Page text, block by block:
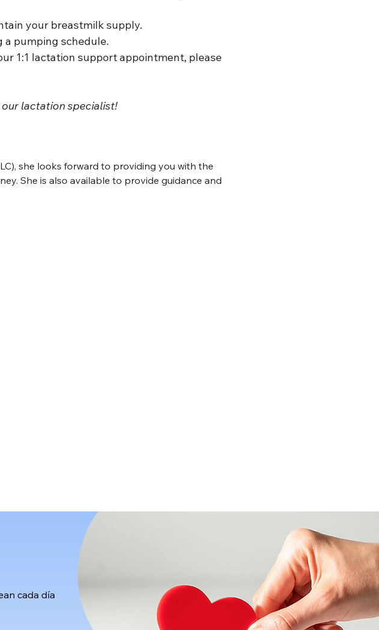
your breastmilk supply.
a pumping schedule.
1:1 lactation support appointment, please
lactation specialist!
she looks forward to providing you with the
She is also available to provide guidance and
cada día